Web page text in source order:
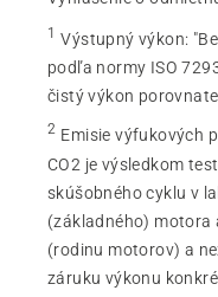
1 Výstupný výkon:
podľa normy ISO
čistý výkon
2 Emisie výfukových
CO2 je výsledkom
skúšobného cyklu v
(základného) motora
(rodinu motorov) a
záruku výkonu